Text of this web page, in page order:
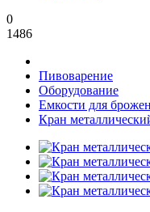
0
1486
Пивоварение
Оборудование
Емкости для
Кран